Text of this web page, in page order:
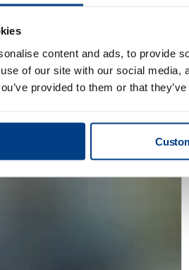
content and ads, to provide
of our site with our social
provided to them or that
合金航空发动机部